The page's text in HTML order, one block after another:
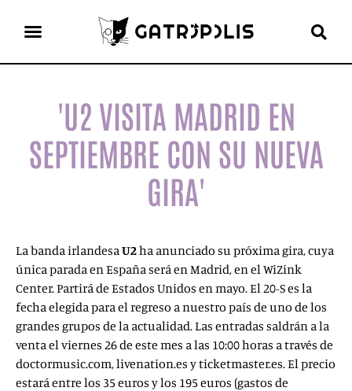
'U2 VISITA MADRID EN
SEPTIEMBRE CON SU NUEVA
GIRA'
La banda irlandesaU2ha anunciado su próxima gira, cuya
única parada en España será en Madrid, en el WiZink
Center. Partirá de Estados Unidos en mayo. El 20-S es la
fecha elegida para el regreso a nuestro país de uno de los
grandes grupos de la actualidad. Las entradas saldrán a la
venta el viernes 26 de este mes a las 10:00 horas a través de
doctormusic.com, livenation.es y ticketmaster.es. El precio
estará entre los 35 euros y los 195 euros (gastos de